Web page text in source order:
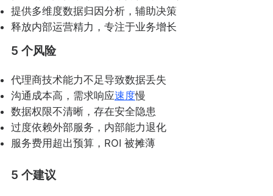
提供多维度数据归因分析，辅助决策
释放内部运营精力，专注于业务增长
5 个风险
代理商技术能力不足导致数据丢失
沟通成本高，需求响应速度慢
数据权限不清晰，存在安全隐患
过度依赖外部服务，内部能力退化
服务费用超出预算，ROI 被摊薄
5 个建议